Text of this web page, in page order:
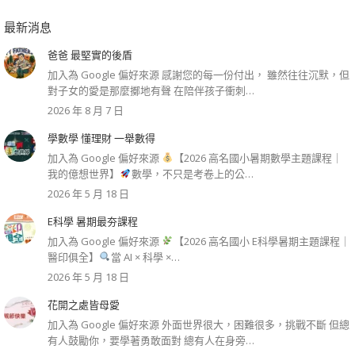
最新消息
爸爸 最堅實的後盾
加入為 Google 偏好來源 感謝您的每一份付出， 雖然往往沉默，但
對子女的愛是那麼擲地有聲 在陪伴孩子衝刺…
2026 年 8 月 7 日
學數學 懂理財 一舉數得
加入為 Google 偏好來源
【2026 高名國小暑期數學主題課程｜
我的億想世界】
數學，不只是考卷上的公…
2026 年 5 月 18 日
E科學 暑期最夯課程
加入為 Google 偏好來源
【2026 高名國小 E科學暑期主題課程｜
醫印俱全】
當 AI × 科學 ×…
2026 年 5 月 18 日
花開之處皆母愛
加入為 Google 偏好來源 外面世界很大，困難很多，挑戰不斷 但總
有人鼓勵你，要學著勇敢面對 總有人在身旁…